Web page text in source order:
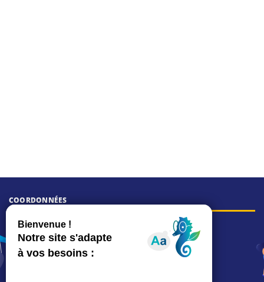
COORDONNÉES
Hôtel de ville
15, rue Charles-Duflos
01 41 19 83 00